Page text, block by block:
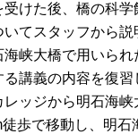
けた後、橋の科
てスタッフから説
峡大橋で用いられ
講義の内容を復
ッジから明石海峡
歩で移動し、明石